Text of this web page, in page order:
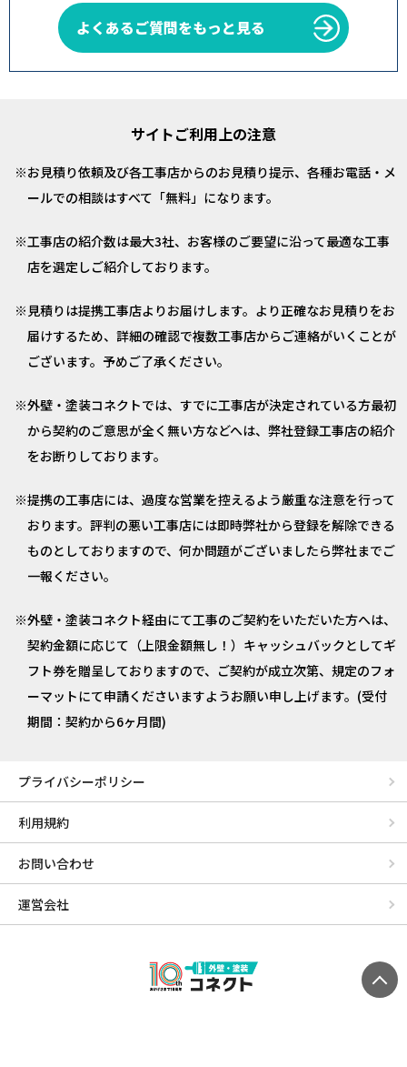
よくあるご質問をもっと見る
サイトご利用上の注意
お見積り依頼及び各工事店からのお見積り提示、各種お電話・メ
ールでの相談はすべて「無料」になります。
工事店の紹介数は最大3社、お客様のご要望に沿って最適な工事
店を選定しご紹介しております。
見積りは提携工事店よりお届けします。より正確なお見積りをお
届けするため、詳細の確認で複数工事店からご連絡がいくことが
ございます。予めご了承ください。
外壁・塗装コネクトでは、すでに工事店が決定されている方最初
から契約のご意思が全く無い方などへは、弊社登録工事店の紹介
をお断りしております。
提携の工事店には、過度な営業を控えるよう厳重な注意を行って
おります。評判の悪い工事店には即時弊社から登録を解除できる
ものとしておりますので、何か問題がございましたら弊社までご
一報ください。
外壁・塗装コネクト経由にて工事のご契約をいただいた方へは、
契約金額に応じて（上限金額無し！）キャッシュバックとしてギ
フト券を贈呈しておりますので、ご契約が成立次第、規定のフォ
ーマットにて申請くださいますようお願い申し上げます。(受付
期間：契約から6ヶ月間)
プライバシーポリシー
利用規約
お問い合わせ
運営会社